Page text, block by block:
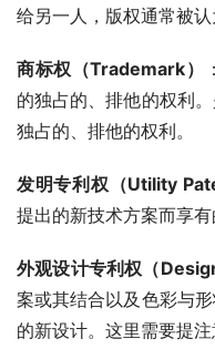
给另一人，版权通常被认
商标权（Trademark）
的独占的、排他的权利
独占的、排他的权利。
发明专利权（Utility
提出的新技术方案而享有
外观设计专利权（
案或其结合以及色彩与
的新设计。这里需要提